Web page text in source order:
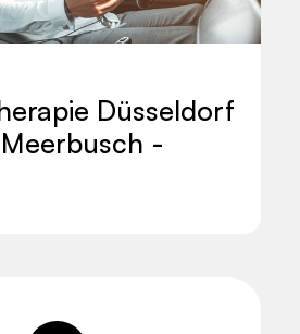
Düsseldorf
-